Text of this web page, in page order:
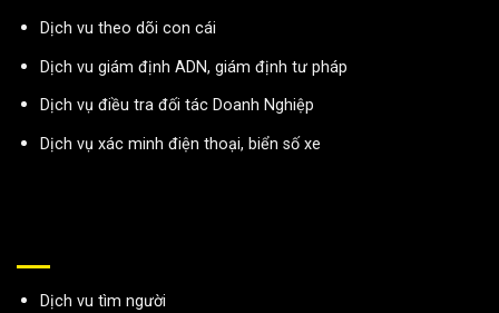
Dịch vu theo dõi con cái
Dịch vu giám định ADN, giám định tư pháp
Dịch vụ điều tra đối tác Doanh Nghiệp
Dịch vụ xác minh điện thoại, biển số xe
Dịch vu tìm người